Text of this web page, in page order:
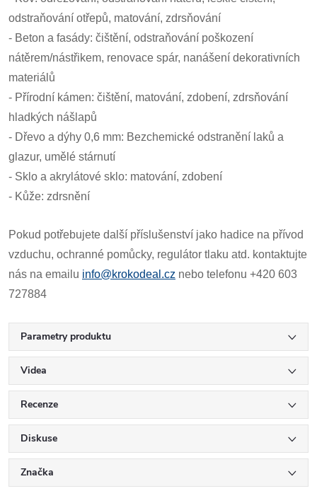
odstraňování otřepů, matování, zdrsňování
- Beton a fasády: čištění, odstraňování poškození
nátěrem/nástřikem, renovace spár, nanášení dekorativních
materiálů
- Přírodní kámen: čištění, matování, zdobení, zdrsňování
hladkých nášlapů
- Dřevo a dýhy 0,6 mm: Bezchemické odstranění laků a
glazur, umělé stárnutí
- Sklo a akrylátové sklo: matování, zdobení
- Kůže: zdrsnění
Pokud potřebujete další příslušenství jako hadice na přívod
vzduchu, ochranné pomůcky, regulátor tlaku atd. kontaktujte
nás na emailu info@krokodeal.cz nebo telefonu +420 603
727884
Parametry produktu
Videa
Recenze
Diskuse
Značka